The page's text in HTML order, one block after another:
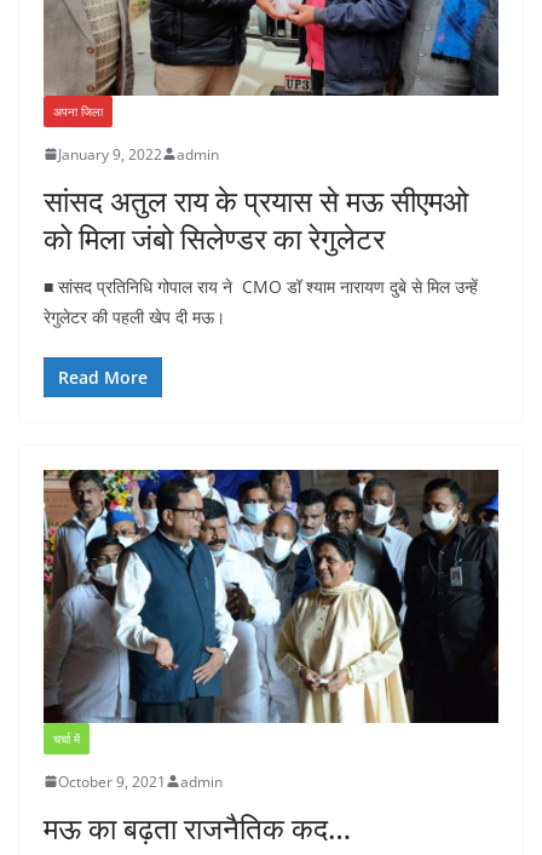
अपना जिला
January 9, 2022 admin
सांसद अतुल राय के प्रयास से मऊ सीएमओ
को मिला जंबो सिलेण्डर का रेगुलेटर
■ सांसद प्रतिनिधि गोपाल राय ने CMO डॉ श्याम नारायण दुबे से मिल उन्हें
रेगुलेटर की पहली खेप दी मऊ।
Read More
चर्चा में
October 9, 2021 admin
मऊ का बढ़ता राजनैतिक कद…